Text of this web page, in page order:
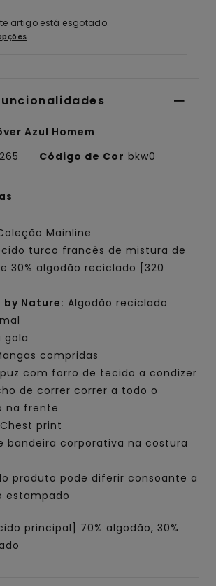
artigo está esgotado.
Azul Homem
Código de Cor bkw0
Mainline
turco francês de mistura de
30% algodão reciclado [320
by Nature: Algodão reciclado
gola
compridas
com forro de tecido a condizer
de correr correr a todo o
na frente
Chest print
bandeira corporativa na costura
produto pode diferir consoante a
estampado
principal] 70% algodão, 30%